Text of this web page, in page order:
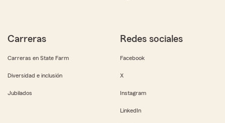
Carreras
Carreras en State Farm
Diversidad e inclusión
Jubilados
Redes sociales
Facebook
X
Instagram
LinkedIn